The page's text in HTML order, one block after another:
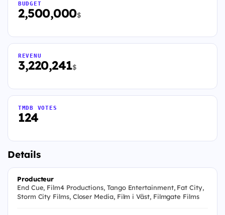
2,500,000$
BUDGET
3,220,241$
REVENU
124
TMDB VOTES
Details
Producteur
End Cue, Film4 Productions, Tango Entertainment, Fat City,
Storm City Films, Closer Media, Film i Väst, Filmgate Films